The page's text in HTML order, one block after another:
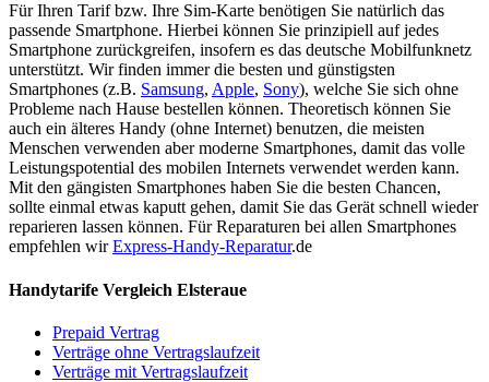
Für Ihren Tarif bzw. Ihre Sim-Karte benötigen Sie natürlich das
passende Smartphone. Hierbei können Sie prinzipiell auf jedes
Smartphone zurückgreifen, insofern es das deutsche Mobilfunknetz
unterstützt. Wir finden immer die besten und günstigsten
Smartphones (z.B. Samsung, Apple, Sony), welche Sie sich ohne
Probleme nach Hause bestellen können. Theoretisch können Sie
auch ein älteres Handy (ohne Internet) benutzen, die meisten
Menschen verwenden aber moderne Smartphones, damit das volle
Leistungspotential des mobilen Internets verwendet werden kann.
Mit den gängisten Smartphones haben Sie die besten Chancen,
sollte einmal etwas kaputt gehen, damit Sie das Gerät schnell wieder
reparieren lassen können. Für Reparaturen bei allen Smartphones
empfehlen wirExpress-Handy-Reparatur.de
Handytarife Vergleich Elsteraue
Prepaid Vertrag
Verträge ohne Vertragslaufzeit
Verträge mit Vertragslaufzeit